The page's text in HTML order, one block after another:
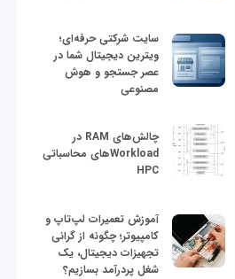
سایت شرکتی حرفه‌ای؛
ویترین دیجیتال شما در
عصر جستجو و هوش
مصنوعی
چالش‌های RAM در
Workloadهای محاسباتی
HPC
آموزش تعمیرات لپ‌تاپ و
کامپیوتر؛ چگونه از گرانی
تجهیزات دیجیتال، یک
شغل پردرآمد بسازیم؟